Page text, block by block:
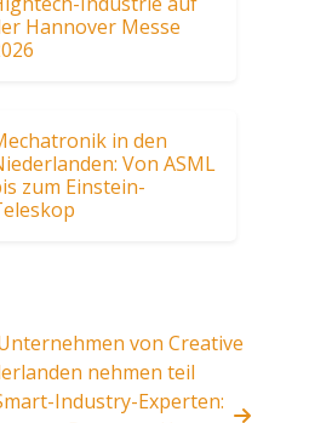
Hannover Messe
in den
Von ASML
zum Einstein-
von Creative
nehmen teil
Industry-Experten: